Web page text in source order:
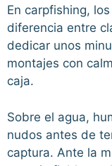
En carpfishing,
diferencia entre
dedicar unos
montajes con
caja.
Sobre el agua,
nudos antes de
captura. Ante la